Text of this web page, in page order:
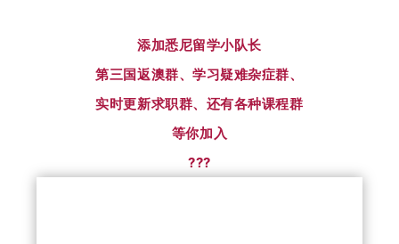
添加悉尼留学小队长
第三国返澳群、学习疑难杂症群、
实时更新求职群、还有各种课程群
等你加入
???